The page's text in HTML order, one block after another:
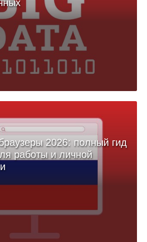
2026: полный гид
работы и личной